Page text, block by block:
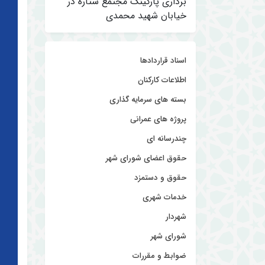
خیابان شهید محمدی
اسناد قراردادها
اطلاعات کارکنان
بسته های سرمایه گذاری
پروژه های عمرانی
چندرسانه ای
حقوق اعضای شورای شهر
حقوق و دستمزد
خدمات شهری
شهردار
شورای شهر
ضوابط و مقررات